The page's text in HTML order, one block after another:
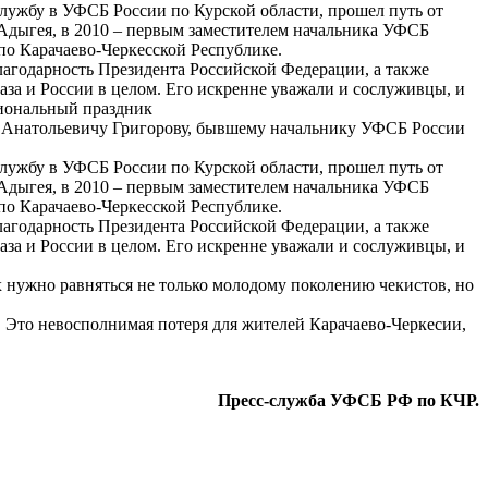
в УФСБ России по Курской области, прошел путь от
в 2010 – первым заместителем начальника УФСБ
Карачаево-Черкесской Республике.
Президента Российской Федерации, а также
и России в целом. Его искренне уважали и сослуживцы, и
праздник
Григорову, бывшему начальнику УФСБ России
в УФСБ России по Курской области, прошел путь от
в 2010 – первым заместителем начальника УФСБ
Карачаево-Черкесской Республике.
Президента Российской Федерации, а также
и России в целом. Его искренне уважали и сослуживцы, и
равняться не только молодому поколению чекистов, но
невосполнимая потеря для жителей Карачаево-Черкесии,
Пресс-служба УФСБ РФ по КЧР.